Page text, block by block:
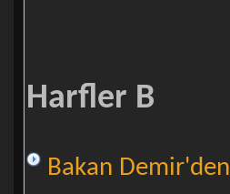
Harfler B
Bakan